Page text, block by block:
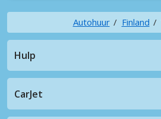
Autohuur Finland
Hulp
CarJet